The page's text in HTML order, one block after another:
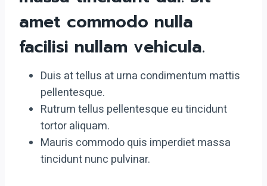
amet commodo nulla
facilisi nullam vehicula.
Duis at tellus at urna condimentum mattis
pellentesque.
Rutrum tellus pellentesque eu tincidunt
tortor aliquam.
Mauris commodo quis imperdiet massa
tincidunt nunc pulvinar.